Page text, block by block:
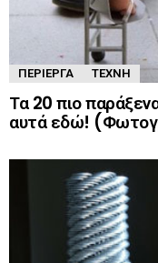
ΠΕΡΊΕΡΓΑ ΤΈΧΝΗ
Τα 20 πιο
αυτά εδώ!